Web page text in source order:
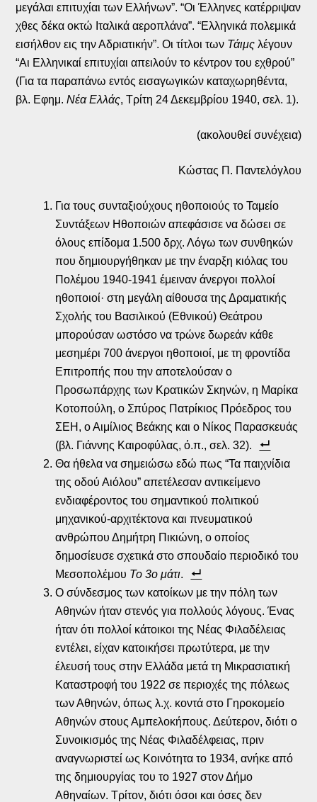
μεγάλαι επιτυχίαι των Ελλήνων”. “Οι Έλληνες κατέρριψαν
χθες δέκα οκτώ Ιταλικά αεροπλάνα”. “Ελληνικά πολεμικά
εισήλθον εις την Αδριατικήν”. Οι τίτλοι των Τάιμς λέγουν
“Αι Ελληνικαί επιτυχίαι απειλούν το κέντρον του εχθρού”
(Για τα παραπάνω εντός εισαγωγικών καταχωρηθέντα,
βλ. Εφημ.Νέα Ελλάς, Τρίτη 24 Δεκεμβρίου 1940, σελ. 1).
(ακολουθεί συνέχεια)
Κώστας Π. Παντελόγλου
Για τους συνταξιούχους ηθοποιούς το Ταμείο
Συντάξεων Ηθοποιών απεφάσισε να δώσει σε
όλους επίδομα 1.500 δρχ. Λόγω των συνθηκών
που δημιουργήθηκαν με την έναρξη κιόλας του
Πολέμου 1940-1941 έμειναν άνεργοι πολλοί
ηθοποιοί· στη μεγάλη αίθουσα της Δραματικής
Σχολής του Βασιλικού (Εθνικού) Θεάτρου
μπορούσαν ωστόσο να τρώνε δωρεάν κάθε
μεσημέρι 700 άνεργοι ηθοποιοί, με τη φροντίδα
Επιτροπής που την αποτελούσαν ο
Προσωπάρχης των Κρατικών Σκηνών, η Μαρίκα
Κοτοπούλη, ο Σπύρος Πατρίκιος Πρόεδρος του
ΣΕΗ, ο Αιμίλιος Βεάκης και ο Νίκος Παρασκευάς
(βλ. Γιάννης Καιροφύλας, ό.π., σελ. 32).
Θα ήθελα να σημειώσω εδώ πως “Τα παιχνίδια
της οδού Αιόλου” απετέλεσαν αντικείμενο
ενδιαφέροντος του σημαντικού πολιτικού
μηχανικού-αρχιτέκτονα και πνευματικού
ανθρώπου Δημήτρη Πικιώνη, ο οποίος
δημοσίευσε σχετικά στο σπουδαίο περιοδικό του
Μεσοπολέμου Το 3ο μάτι.
Ο σύνδεσμος των κατοίκων με την πόλη των
Αθηνών ήταν στενός για πολλούς λόγους. Ένας
ήταν ότι πολλοί κάτοικοι της Νέας Φιλαδέλειας
εντέλει, είχαν κατοικήσει πρωτύτερα, με την
έλευσή τους στην Ελλάδα μετά τη Μικρασιατική
Καταστροφή του 1922 σε περιοχές της πόλεως
των Αθηνών, όπως λ.χ. κοντά στο Γηροκομείο
Αθηνών στους Αμπελοκήπους. Δεύτερον, διότι ο
Συνοικισμός της Νέας Φιλαδέλφειας, πριν
αναγνωριστεί ως Κοινότητα το 1934, ανήκε από
της δημιουργίας του το 1927 στον Δήμο
Αθηναίων. Τρίτον, διότι όσοι και όσες δεν